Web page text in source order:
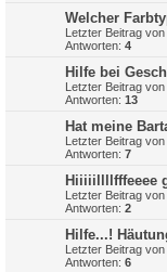
Welcher
Letzter Beitrag von
Antworten: 4
Hilfe bei
Letzter Beitrag von
Antworten: 13
Hat meine
Letzter Beitrag von
Antworten: 7
Hiiiiillllfffeeee
Letzter Beitrag von
Antworten: 2
Hilfe...!
Letzter Beitrag von
Antworten: 6